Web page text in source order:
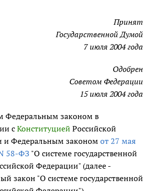
Принят
Государственной Думой
7 июля 2004 года
Одобрен
Советом Федерации
15 июля 2004 года
Федеральным законом в
с Конституцией Российской
и Федеральным законом от 27 мая
58-ФЗ "О системе государственной
Федерации" (далее -
закон "О системе государственной